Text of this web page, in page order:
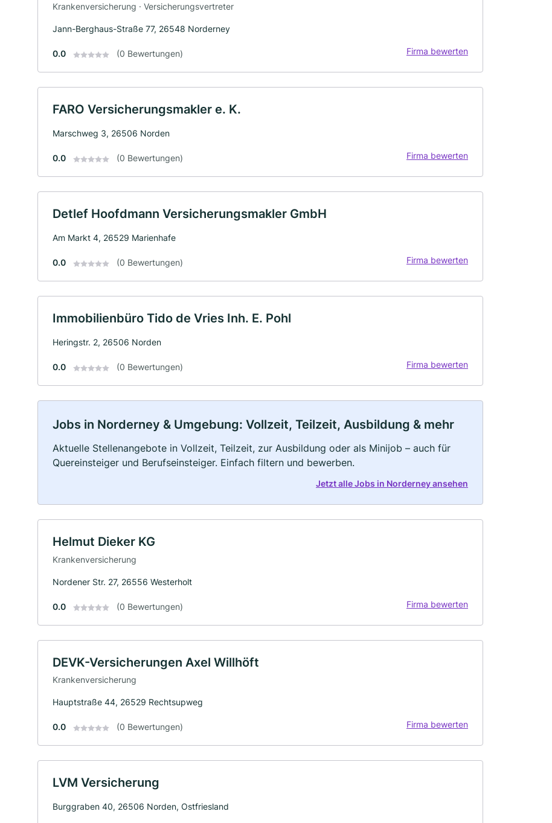
Krankenversicherung · Versicherungsvertreter
Jann-Berghaus-Straße 77, 26548 Norderney
0.0 (0 Bewertungen) Firma bewerten
FARO Versicherungsmakler e. K.
Marschweg 3, 26506 Norden
0.0 (0 Bewertungen) Firma bewerten
Detlef Hoofdmann Versicherungsmakler GmbH
Am Markt 4, 26529 Marienhafe
0.0 (0 Bewertungen) Firma bewerten
Immobilienbüro Tido de Vries Inh. E. Pohl
Heringstr. 2, 26506 Norden
0.0 (0 Bewertungen) Firma bewerten
Jobs in Norderney & Umgebung: Vollzeit, Teilzeit, Ausbildung & mehr
Aktuelle Stellenangebote in Vollzeit, Teilzeit, zur Ausbildung oder als Minijob – auch für
Quereinsteiger und Berufseinsteiger. Einfach filtern und bewerben.
Jetzt alle Jobs in Norderney ansehen
Helmut Dieker KG
Krankenversicherung
Nordener Str. 27, 26556 Westerholt
0.0 (0 Bewertungen) Firma bewerten
DEVK-Versicherungen Axel Willhöft
Krankenversicherung
Hauptstraße 44, 26529 Rechtsupweg
0.0 (0 Bewertungen) Firma bewerten
LVM Versicherung
Burggraben 40, 26506 Norden, Ostfriesland